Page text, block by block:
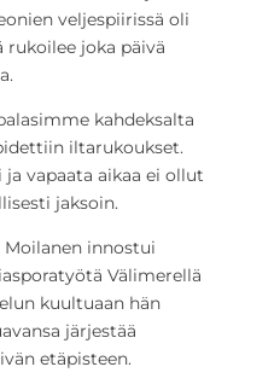
veljespiirissä oli
joka päivä
kahdeksalta
iltarukoukset.
vapaata aikaa ei ollut
jaksoin.
Moilanen innostui
Välimerellä
kuultuaan hän
järjestää
etäpisteen.